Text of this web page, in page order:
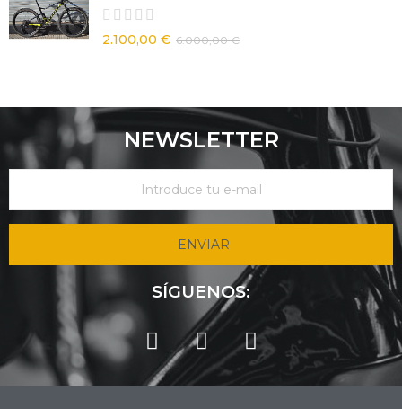
2.100,00 € 6.000,00 €
NEWSLETTER
ENVIAR
SÍGUENOS: